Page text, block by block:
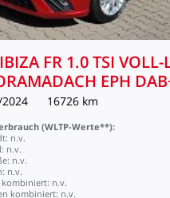
IBIZA FR 1.0TSI VOLL-
EPH
16726 km
(WLTP-Werte**):
n.v.
n.v.
n.v.
n.v.
kombiniert: n.v.
kombiniert: n.v.